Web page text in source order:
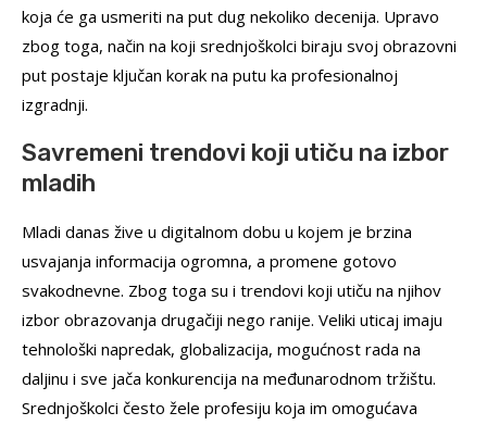
koja će ga usmeriti na put dug nekoliko decenija. Upravo
zbog toga, način na koji srednjoškolci biraju svoj obrazovni
put postaje ključan korak na putu ka profesionalnoj
izgradnji.
Savremeni trendovi koji utiču na izbor
mladih
Mladi danas žive u digitalnom dobu u kojem je brzina
usvajanja informacija ogromna, a promene gotovo
svakodnevne. Zbog toga su i trendovi koji utiču na njihov
izbor obrazovanja drugačiji nego ranije. Veliki uticaj imaju
tehnološki napredak, globalizacija, mogućnost rada na
daljinu i sve jača konkurencija na međunarodnom tržištu.
Srednjoškolci često žele profesiju koja im omogućava